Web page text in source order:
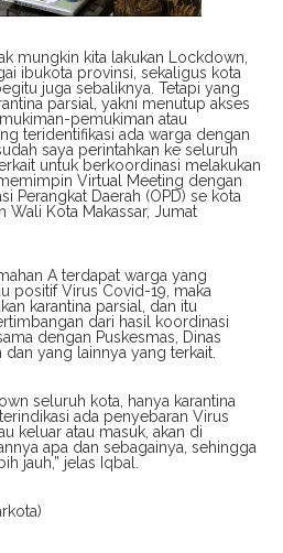
mungkin kita lakukan Lockdown,
ibukota provinsi, sekaligus kota
juga sebaliknya. Tetapi yang
parsial, yakni menutup akses
pemukiman atau
teridentifikasi ada warga dengan
saya perintahkan ke seluruh
untuk berkoordinasi melakukan
Virtual Meeting dengan
Perangkat Daerah (OPD) se kota
Wali Kota Makassar, Jumat
A terdapat warga yang
positif Virus Covid-19, maka
karantina parsial, dan itu
dari hasil koordinasi
dengan Puskesmas, Dinas
dan yang lainnya yang terkait.
seluruh kota, hanya karantina
ada penyebaran Virus
keluar atau masuk, akan di
apa dan sebagainya, sehingga
jauh,” jelas Iqbal.